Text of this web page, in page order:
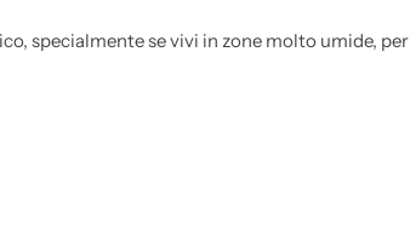
specialmente se vivi in zone molto umide, per